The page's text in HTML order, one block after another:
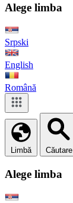
Alege limba
Srpski
English
Română
Limbă Căutare
Alege limba